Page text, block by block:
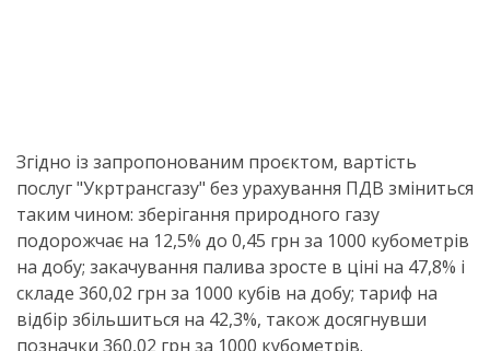
Згідно із запропонованим проєктом, вартість
послуг "Укртрансгазу" без урахування ПДВ зміниться
таким чином: зберігання природного газу
подорожчає на 12,5% до 0,45 грн за 1000 кубометрів
на добу; закачування палива зросте в ціні на 47,8% і
складе 360,02 грн за 1000 кубів на добу; тариф на
відбір збільшиться на 42,3%, також досягнувши
позначки 360,02 грн за 1000 кубометрів.